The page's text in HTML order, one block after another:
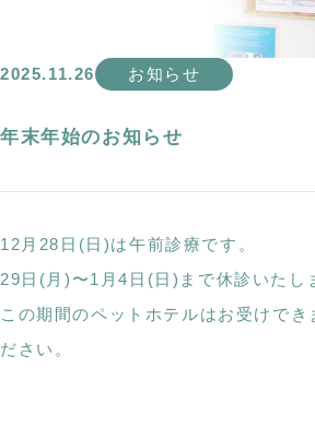
2025.11.26 お知らせ
年末年始のお知らせ
12月28日(日)は午前診療です。
29日(月)〜1月4日(日)まで休診いたし
この期間のペットホテルはお受けでき
ださい。